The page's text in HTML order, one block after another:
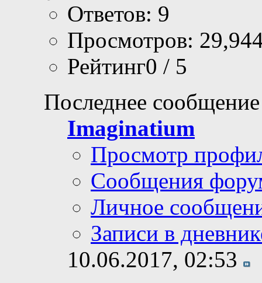
Ответов: 9
Просмотров:
Рейтинг0 / 5
Последнее
Imaginatium
Просмотр
Сообщения
Личное
Записи в
10.06.2017, 02:53